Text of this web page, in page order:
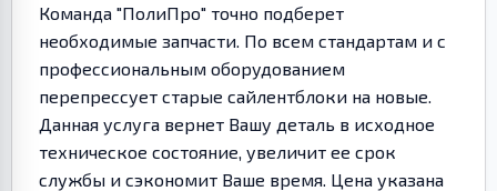
Команда "ПолиПро" точно подберет
необходимые запчасти. По всем стандартам и с
профессиональным оборудованием
перепрессует старые сайлентблоки на новые.
Данная услуга вернет Вашу деталь в исходное
техническое состояние, увеличит ее срок
службы и сэкономит Ваше время. Цена указана